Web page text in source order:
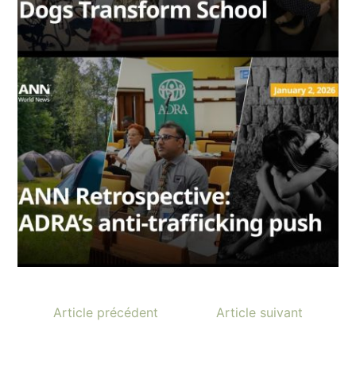
Article précédent Article suivant